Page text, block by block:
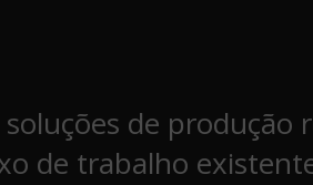
de produção
de trabalho